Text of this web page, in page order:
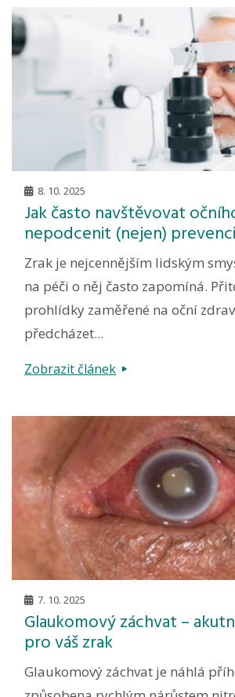
8. 10. 2025
Jak často navštěvovat
nepodcenit (nejen)
Zrak je nejcennějším lidským
na péči o něj často zapomíná.
prohlídky zaměřené na oční
předcházet...
Zobrazit článek
7. 10. 2025
Glaukomový záchvat –
pro váš zrak
Glaukomový záchvat je náhlá